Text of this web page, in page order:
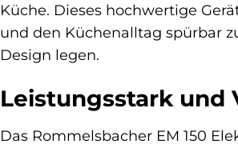
Küche. Dieses hochwertige
und den Küchenalltag spürbar
Design legen.
Leistungsstark und
Das Rommelsbacher EM 150